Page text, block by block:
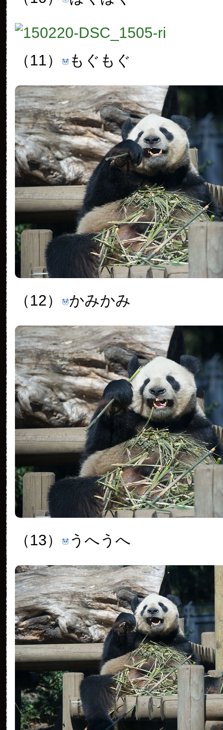
（11） もぐもぐ
（12） かみかみ
（13） うへうへ